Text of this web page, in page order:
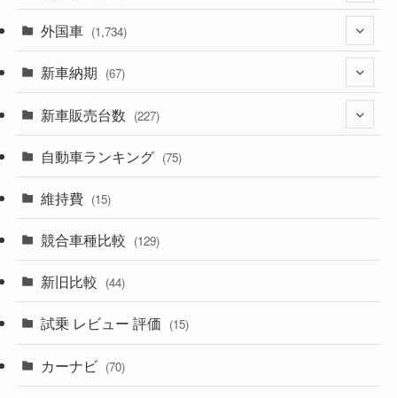
(1,323)
(330)
(357)
(329)
(194)
(230)
(253)
外国車 (1,734)
(242)
(85)
(84)
(14)
(222)
(50)
(58)
新車納期 (67)
(28)
(8)
(3)
(3)
(1)
新車販売台数 (227)
(21)
(5)
(7)
(5)
自動車ランキング (75)
維持費 (15)
競合車種比較 (129)
新旧比較 (44)
試乗 レビュー 評価 (15)
カーナビ (70)